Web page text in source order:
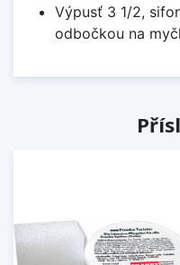
Výpusť 3 1/2,
odbočkou na